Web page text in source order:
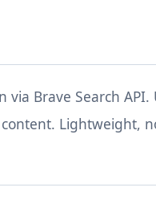
Brave Search API.
Lightweight,